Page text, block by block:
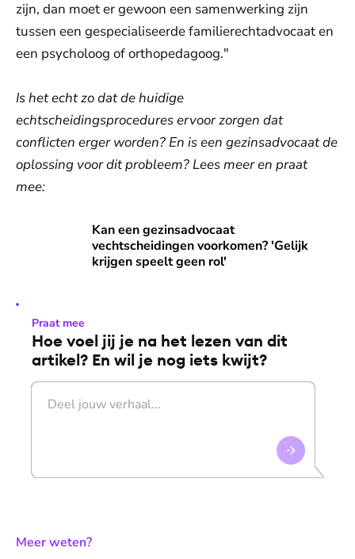
zijn, dan moet er gewoon een samenwerking zijn
tussen een gespecialiseerde familierechtadvocaat en
een psycholoog of orthopedagoog."
Is het echt zo dat de huidige
echtscheidingsprocedures ervoor zorgen dat
conflicten erger worden? En is een gezinsadvocaat de
oplossing voor dit probleem? Lees meer en praat
mee:
Kan een gezinsadvocaat
vechtscheidingen voorkomen? 'Gelijk
krijgen speelt geen rol'
Kan een gezinsadvocaat vechtscheidingen voorkomen?
Praat mee
Hoe voel jij je na het lezen van dit
artikel? En wil je nog iets kwijt?
Meer weten?: